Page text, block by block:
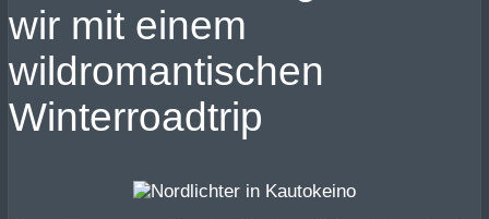
wir mit einem
wildromantischen
Winterroadtrip